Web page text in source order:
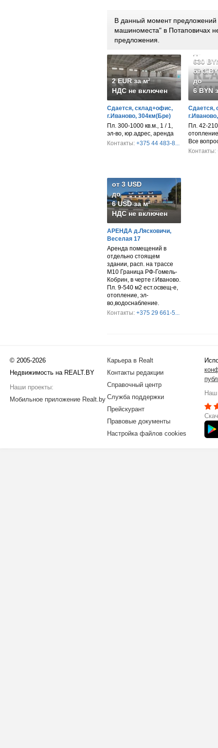
В данный момент предложений
машиноместа" в Потаповичах
предложения.
2 EUR за м²
НДС не включен
Сдается, склад+офис,
г.Иваново, 304км(Бре)
Пл. 300-1000 кв.м., 1 / 1,
эл-во, юр.адрес, аренда
Контакты: +375 44 483-8...
630
от 3
до
6 BYN
Сдается,
Пл. 42-210
Все
Контакты:
от 3 USD
до
6 USD за м²
НДС не включен
АРЕНДА д.Лясковичи,
Веселая 17
Аренда помещений в
отдельно стоящем
здании, расп. на трассе
М10 Граница РФ-Гомель-
Кобрин, в черте г.Иваново.
Пл. 9-540 м2 ест.освещ-е,
отопление, эл-
во,водоснабление.
Контакты: +375 29 661-5...
© 2005-2026
Недвижимость на REALT.BY
Наши проекты:
Мобильное приложение Realt.by
Карьера в Realt
Контакты редакции
Справочный центр
Служба поддержки
Прейскурант
Правовые документы
Настройка файлов cookies
Наш